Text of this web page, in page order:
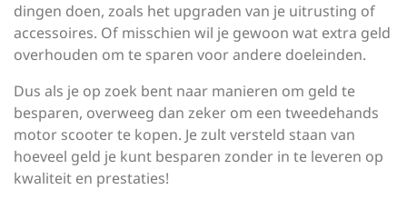
dingen doen, zoals het upgraden van je uitrusting of
accessoires. Of misschien wil je gewoon wat extra geld
overhouden om te sparen voor andere doeleinden.
Dus als je op zoek bent naar manieren om geld te
besparen, overweeg dan zeker om een tweedehands
motor scooter te kopen. Je zult versteld staan ​​van
hoeveel geld je kunt besparen zonder in te leveren op
kwaliteit en prestaties!